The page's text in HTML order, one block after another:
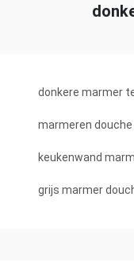
donkere marmer
marmeren douche
keukenwand
grijs marmer